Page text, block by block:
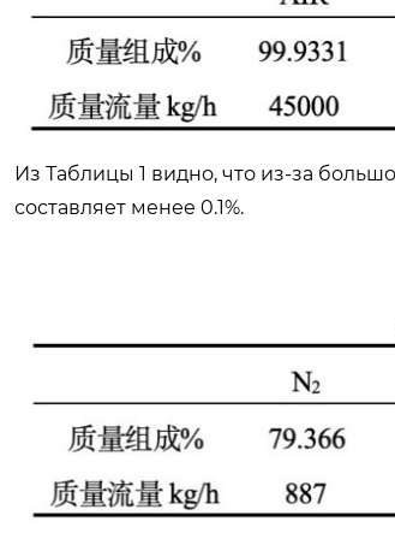
Из Таблицы 1 видно, что из-за
составляет менее 0.1%.